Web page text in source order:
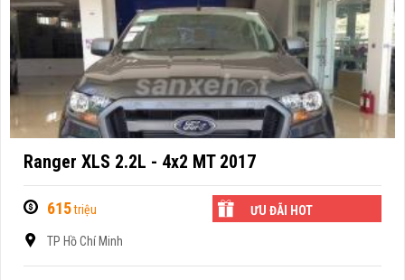
Ranger XLS 2.2L - 4x2 MT 2017
615triệu ƯU ĐÃI HOT
TP Hồ Chí Minh